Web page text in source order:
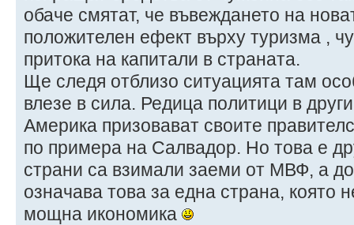
обаче смятат, че въвеждането на
положителен ефект върху туризма ,
притока на капитали в страната.
Ще следя отблизо ситуацията там
влезе в сила. Редица политици в
Америка призовават своите
по примера на Салвадор. Но това е
страни са взимали заеми от МВФ, а
означава това за една страна, която
мощна икономика